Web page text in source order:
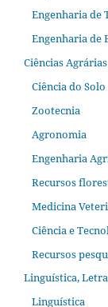
Engenharia de
Engenharia de
Ciências Agrárias
Ciência do Solo
Zootecnia
Agronomia
Engenharia
Recursos
Medicina
Ciência e
Recursos
Linguística,
Linguística